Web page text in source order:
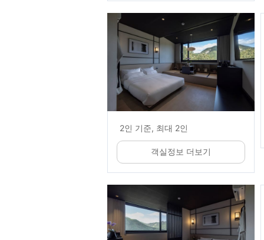
2인 기준, 최대 2인
객실정보 더보기